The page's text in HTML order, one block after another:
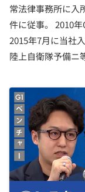
常法律事務所に入
件に従事。 2010
2015年7月に当社
陸上自衛隊予備ニ